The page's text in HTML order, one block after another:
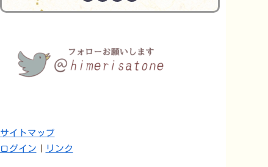
サイトマップ
ログイン
リンク